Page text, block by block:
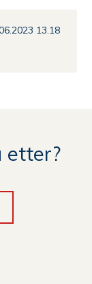
13.18
etter?